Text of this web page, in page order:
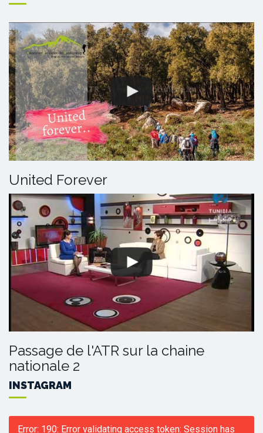
United Forever
Passage de l'ATR sur la chaine
nationale 2
INSTAGRAM
Error: 190: Error validating access token: Session has